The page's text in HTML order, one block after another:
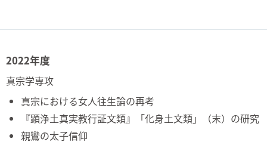
2022年度
真宗学専攻
真宗における女人往生論の再考
『顕浄土真実教行証文類』「化身土文類」（末）の研究
親鸞の太子信仰